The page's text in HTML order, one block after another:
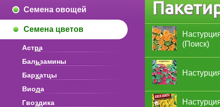
Семена овощей
Семена цветов
Астра
Бальзамины
Бархатцы
Виола
Гвоздика
(Поиск)